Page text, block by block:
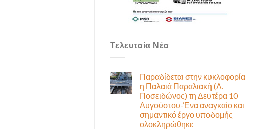
Τελευταία Νέα
Παραδίδεται στην κυκλοφορία
η Παλαιά Παραλιακή (Λ.
Ποσειδώνος) τη Δευτέρα 10
Αυγούστου-Ένα αναγκαίο και
σημαντικό έργο υποδομής
ολοκληρώθηκε